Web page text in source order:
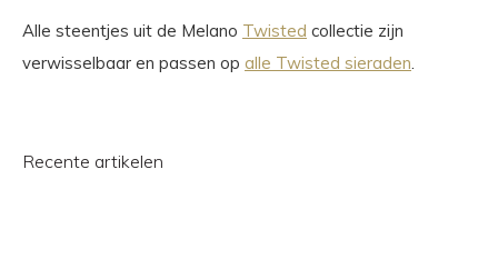
Alle steentjes uit de Melano Twisted collectie zijn
verwisselbaar en passen op alle Twisted sieraden
Recente artikelen